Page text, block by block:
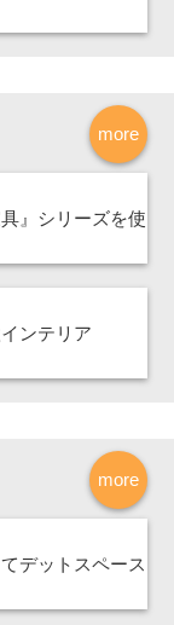
more
』シリーズを使
ンテリア
more
デットスペース